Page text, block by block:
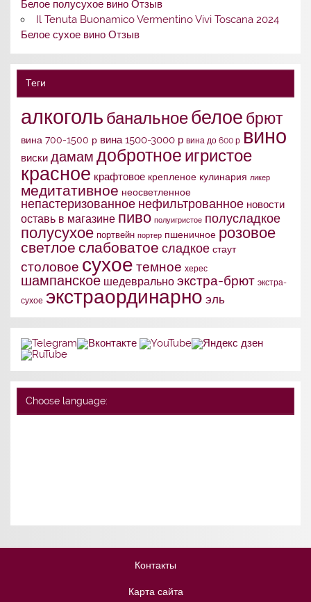
Белое полусухое вино Отзыв
Il Tenuta Buonamico Vermentino Vivi Toscana 2024
Белое сухое вино Отзыв
Теги
алкоголь банальноебелое брют
вина 700-1500 р вина 1500-3000 р вина до 600 р вино
виски дамам добротное игристое
красное крафтовое крепленое кулинария ликер
медитативное неосветленное
непастеризованное нефильтрованное новости
оставь в магазине пиво полуигристое полусладкое
полусухое портвейн портер пшеничное розовое
светлое слабоватое сладкое стаут
столовое сухое темное херес
шампанское шедеврально экстра-брют экстра-
сухое экстраординарно эль
Choose language:
Контакты
Карта сайта